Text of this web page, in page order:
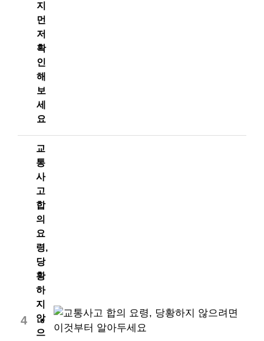
지
먼
저
확
인
해
보
세
요
4
교
통
사
고
합
의
요
령,
당
황
하
지
않
으